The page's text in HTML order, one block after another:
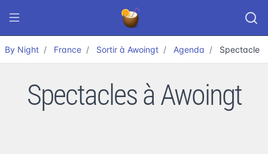
By Night France Sortir à Awoingt Agenda Spectacle
Spectacles à Awoingt